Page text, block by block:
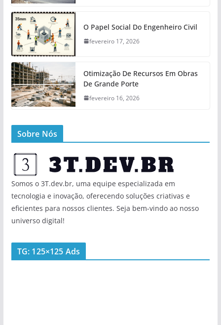
O Papel Social Do Engenheiro Civil
fevereiro 17, 2026
Otimização De Recursos Em Obras
De Grande Porte
fevereiro 16, 2026
Sobre Nós
Somos o 3T.dev.br, uma equipe especializada em
tecnologia e inovação, oferecendo soluções criativas e
eficientes para nossos clientes. Seja bem-vindo ao nosso
universo digital!
TG: 125×125 Ads